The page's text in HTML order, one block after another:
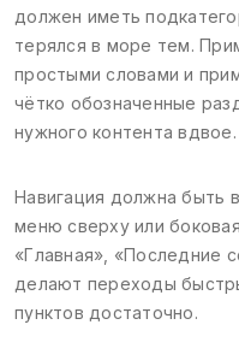
должен иметь
терялся в море тем.
простыми словами и
чётко обозначенные
нужного контента вдвое.
Навигация должна быть
меню сверху или
«Главная», «Последние
делают переходы
пунктов достаточно.